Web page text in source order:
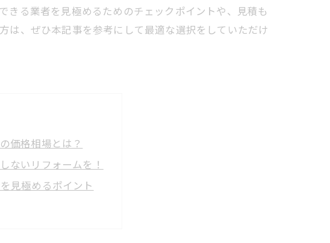
きる業者を見極めるためのチェックポイントや、見積も
は、ぜひ本記事を参考にして最適な選択をしていただけ
価格相場とは？
ないリフォームを！
見極めるポイント
注意点とコツ